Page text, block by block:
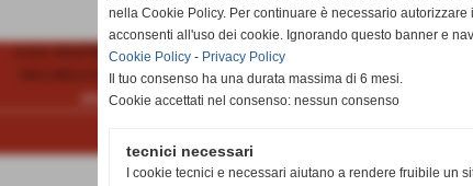
A.S.D. ATLETICA SESTINI FIAMME VERDI
VIA CARLO DARWIN 3 - Arezzo (Arezzo)
atleticasestini@tin.it
nella Cookie Policy. Per continuare è necessario
acconsenti all'uso dei cookie. Ignorando questo banner e
Cookie Policy - Privacy Policy
Il tuo consenso ha una durata massima di 6 mesi.
Cookie accettati nel consenso: nessun consenso
tecnici necessari
I cookie tecnici e necessari aiutano a rendere fruibile un